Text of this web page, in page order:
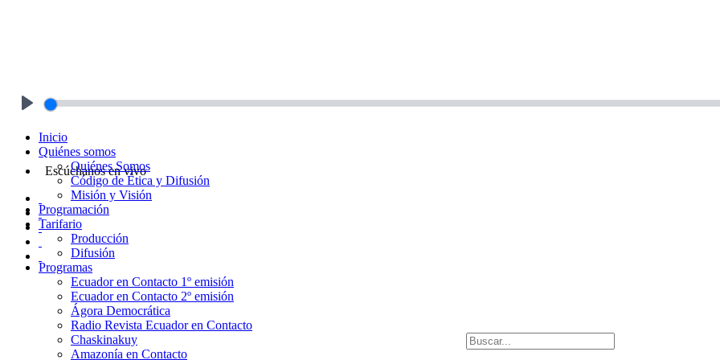
Escúchanos en vivo
Inicio
Quiénes somos
Quiénes Somos
Código de Ética y Difusión
Misión y Visión
Programación
Tarifario
Producción
Difusión
Programas
Ecuador en Contacto 1º emisión
Ecuador en Contacto 2º emisión
Ágora Democrática
Radio Revista Ecuador en Contacto
Chaskinakuy
Amazonía en Contacto